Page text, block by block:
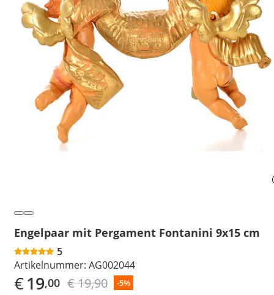
Engelpaar mit Pergament Fontanini 9x15 cm
5
Artikelnummer: AG002044
€19,00 € 19,90 -5%